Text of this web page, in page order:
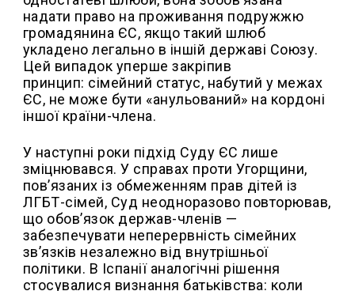
надати право на проживання подружжю
громадянина ЄС, якщо такий шлюб
укладено легально в іншій державі Союзу.
Цей випадок уперше закріпив
принцип: сімейний статус, набутий у межах
ЄС, не може бути «анульований» на кордоні
іншої країни-члена.
У наступні роки підхід Суду ЄС лише
зміцнювався. У справах проти Угорщини,
пов’язаних із обмеженням прав дітей із
ЛГБТ-сімей, Суд неодноразово повторював,
що обов’язок держав-членів —
забезпечувати неперервність сімейних
зв’язків незалежно від внутрішньої
політики. В Іспанії аналогічні рішення
стосувалися визнання батьківства: коли